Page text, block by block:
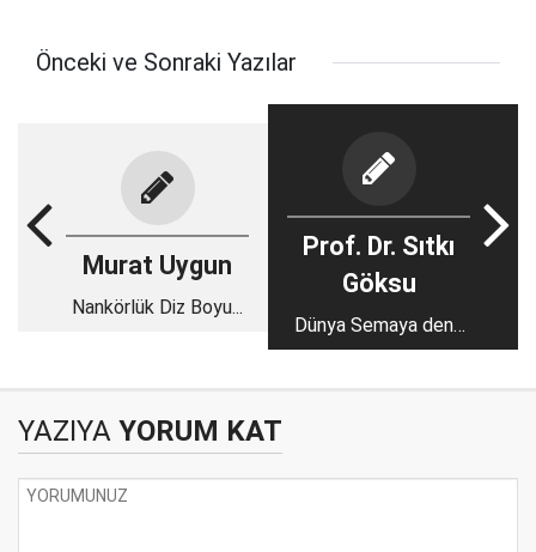
Önceki ve Sonraki Yazılar
Murat Uygun
Nankörlük Diz Boyu...
Prof. Dr. Sıtkı
Göksu
Dünya Semaya denk
mi?
YAZIYA YORUM KAT